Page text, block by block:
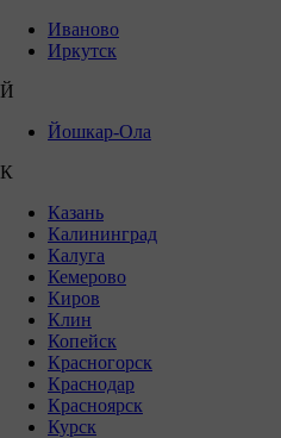
Иваново
Иркутск
Й
Йошкар-Ола
К
Казань
Калининград
Калуга
Кемерово
Киров
Клин
Копейск
Красногорск
Краснодар
Красноярск
Курск